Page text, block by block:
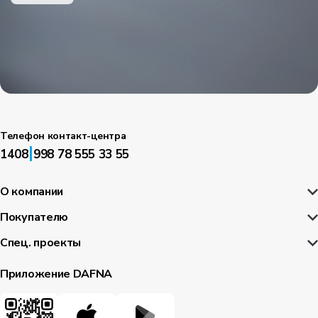
Телефон контакт-центра
1408|998 78 555 33 55
О компании
Покупателю
Спец. проекты
Приложение DAFNA